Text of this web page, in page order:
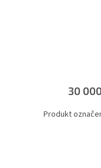
30
Produkt